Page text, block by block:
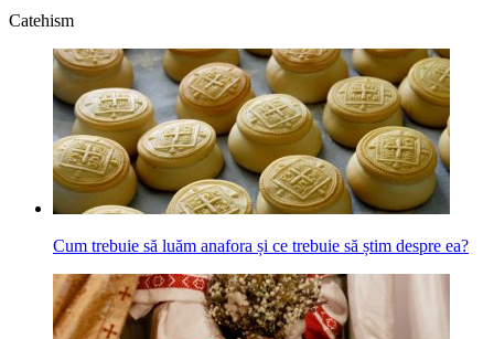
Catehism
Cum trebuie să luăm anafora și ce trebuie să știm despre ea?